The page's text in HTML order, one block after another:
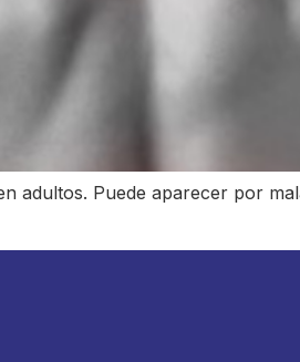
adultos. Puede aparecer por